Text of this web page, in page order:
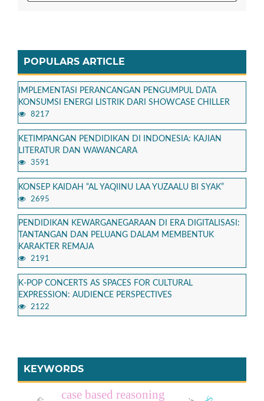
POPULARS ARTICLE
IMPLEMENTASI PERANCANGAN PENGUMPUL DATA
KONSUMSI ENERGI LISTRIK DARI SHOWCASE CHILLER
8217
KETIMPANGAN PENDIDIKAN DI INDONESIA: KAJIAN
LITERATUR DAN WAWANCARA
3591
KONSEP KAIDAH “AL YAQIINU LAA YUZAALU BI SYAK”
2695
PENDIDIKAN KEWARGANEGARAAN DI ERA DIGITALISASI:
TANTANGAN DAN PELUANG DALAM MEMBENTUK
KARAKTER REMAJA
2191
K-POP CONCERTS AS SPACES FOR CULTURAL
EXPRESSION: AUDIENCE PERSPECTIVES
2122
KEYWORDS
case based reasoning